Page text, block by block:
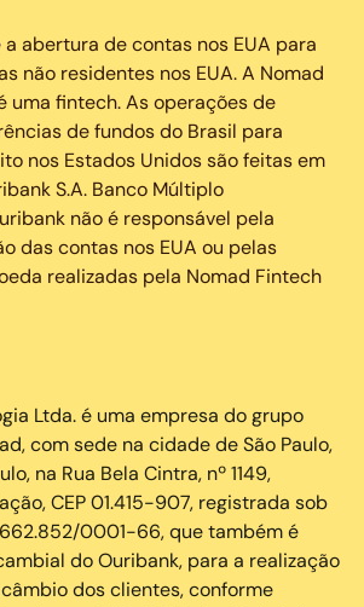
abertura de contas nos EUA para
não residentes nos EUA. A Nomad
uma fintech. As operações de
de fundos do Brasil para
nos Estados Unidos são feitas em
S.A. Banco Múltiplo
não é responsável pela
das contas nos EUA ou pelas
realizadas pela Nomad Fintech
Ltda. é uma empresa do grupo
com sede na cidade de São Paulo,
na Rua Bela Cintra, nº 1149,
CEP 01.415-907, registrada sob
0001-66, que também é
do Ouribank, para a realização
dos clientes, conforme